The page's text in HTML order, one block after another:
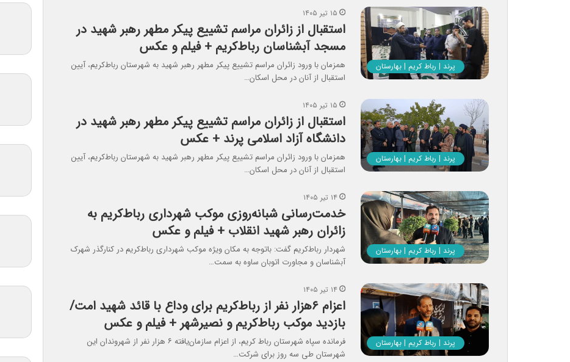
پرند | رباط کریم | بهارستان
۱۵ تیر ۱۴۰۵
استقبال از زائران مراسم تشییع پیکر مطهر رهبر شهید در
مسجد آبشناسان رباط‌کریم + فیلم و عکس
همزمان با ورود زائران مراسم تشییع پیکر مطهر رهبر شهید به شهرستان رباط‌کریم، آیین
استقبال از آنان در محل اسکان…
پرند | رباط کریم | بهارستان
۱۵ تیر ۱۴۰۵
استقبال از زائران مراسم تشییع پیکر مطهر رهبر شهید در
دانشگاه آزاد اسلامی پرند + عکس
همزمان با ورود زائران مراسم تشییع پیکر مطهر رهبر شهید به شهرستان رباط‌کریم، آیین
استقبال از آنان در محل اسکان…
پرند | رباط کریم | بهارستان
۱۴ تیر ۱۴۰۵
خدمت‌رسانی شبانه‌روزی موکب‌ شهرداری رباط‌کریم به
زائران رهبر شهید انقلاب + فیلم و عکس
شهردار رباط‌کریم گفت: باتوجه به مکان ویژه‌ موکب‌ شهرداری رباط‌کریم در کنارگذر شهرک
آبشناسان و مجاورت اتوبان ساوه به سمت…
پرند | رباط کریم | بهارستان
۱۴ تیر ۱۴۰۵
اعزام ۶هزار نفر از رباط‌کریم برای وداع با قائد شهید امت/
بازدید موکب رباط‌کریم و نصیرشهر + فیلم و عکس
فرمانده سپاه شهرستان رباط‌ کریم، از اعزام سازمان‌یافته ۶ هزار نفر از شهروندان این
شهرستان طی سه روز برای شرکت…